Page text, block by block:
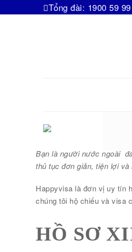
Tổng đài: 1900 59
Bạn là người nước ngoài
thủ tục đơn giản, tiện lợi
Happyvisa là đơn vị uy tín
chúng tôi hộ chiếu và visa
HỒ SƠ